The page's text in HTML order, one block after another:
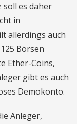
es daher
in
allerdings auch
Börsen
Ether-Coins,
gibt es auch
Demokonto.
Anleger,